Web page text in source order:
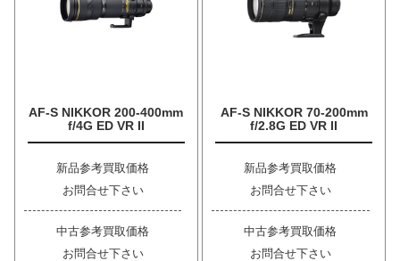
AF-S NIKKOR 200-400mm
f/4G ED VR II
新品参考買取価格
お問合せ下さい
中古参考買取価格
お問合せ下さい
AF-S NIKKOR 70-200mm
f/2.8G ED VR II
新品参考買取価格
お問合せ下さい
中古参考買取価格
お問合せ下さい